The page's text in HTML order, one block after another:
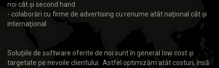
noi cât şi second hand
- colaborări cu firme de advertising cu renume atât naţional cât şi
internaţional
Soluţiile de software oferite de noi sunt în general low cost şi
targetate pe nevoile clientului. Astfel optimizăm atât costuri, însă